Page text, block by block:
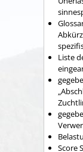
Liste
g
Score